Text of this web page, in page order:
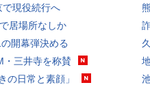
現役続行へ
居場所なしか
開幕弾決める
・三井寺を称賛
の日常と素顔」